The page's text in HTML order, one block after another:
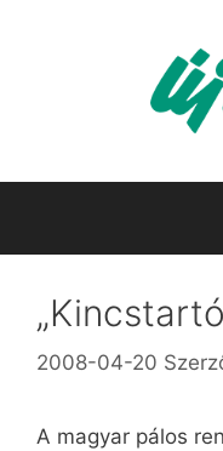
2008-04-20
A magyar pálos